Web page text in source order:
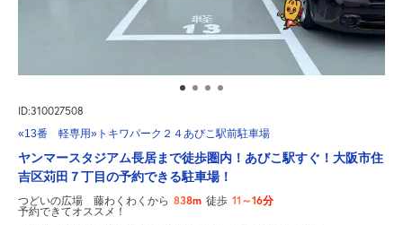
ID:310027508
«13番 軽専用»トキワパーク２４あびこ駅前駐車場
ヤンマースタジアム長居まで徒歩圏内！あびこ駅すぐ！大阪市住
吉区苅田７丁目の予約できる駐車場！
つどいの広場 藤わくわくから 838m 徒歩 11～16分
予約できてオススメ！